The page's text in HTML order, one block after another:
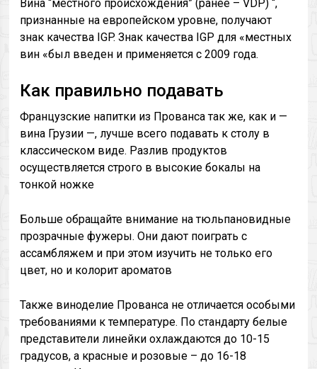
Вина “местного происхождения” (ранее – VDP) “,
признанные на европейском уровне, получают
знак качества IGP. Знак качества IGP для «местных
вин «был введен и применяется с 2009 года.
Как правильно подавать
Французские напитки из Прованса так же, как и —
вина Грузии —, лучше всего подавать к столу в
классическом виде. Разлив продуктов
осуществляется строго в высокие бокалы на
тонкой ножке
Больше обращайте внимание на тюльпановидные
прозрачные фужеры. Они дают поиграть с
ассамбляжем и при этом изучить не только его
цвет, но и колорит ароматов
Также виноделие Прованса не отличается особыми
требованиями к температуре. По стандарту белые
представители линейки охлаждаются до 10-15
градусов, а красные и розовые – до 16-18